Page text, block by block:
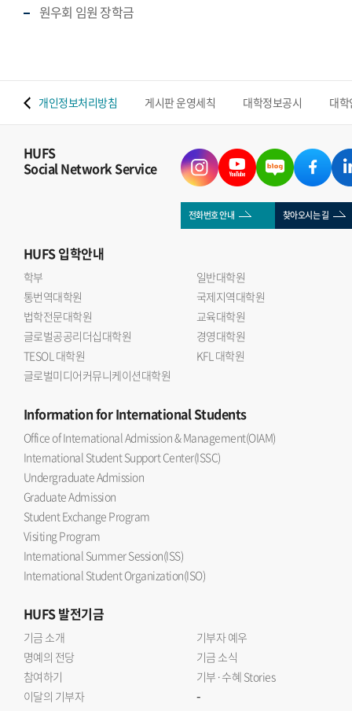
원우회 임원 장학금
개인정보처리방침 게시판 운영세칙 대학정보공시 대
HUFS
Social Network Service
전화번호 안내 찾아오시는 길
HUFS입학안내
학부
일반대학원
통번역대학원
국제지역대학원
법학전문대학원
교육대학원
글로벌공공리더십대학원
경영대학원
TESOL 대학원
KFL 대학원
글로벌미디어커뮤니케이션대학원
Informationfor International Students
Office of International Admission & Management(OIAM)
International Student Support Center(ISSC)
Undergraduate Admission
Graduate Admission
Student Exchange Program
Visiting Program
International Summer Session(ISS)
International Student Organization(ISO)
HUFS발전기금
기금 소개
기부자 예우
명예의 전당
기금 소식
참여하기
기부·수혜 Stories
이달의 기부자
-